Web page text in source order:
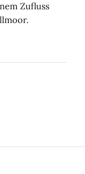
Zufluss